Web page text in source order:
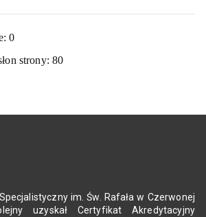
0
strony:80
im. Św. Rafała w Czerwonej
uzyskał Certyfikat Akredytacyjny